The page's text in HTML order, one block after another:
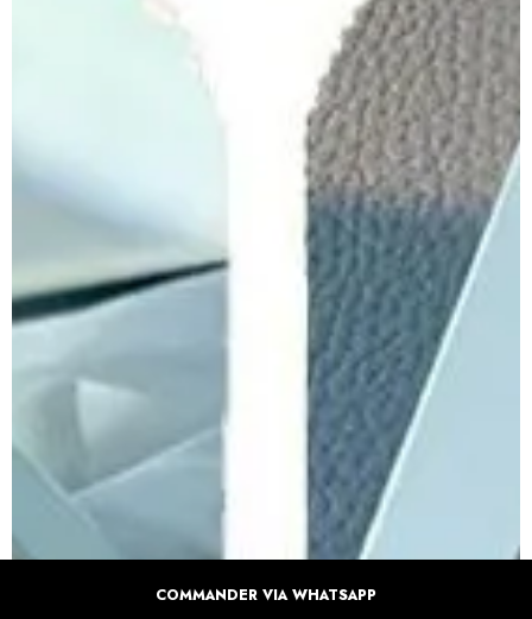
COMMANDER VIA WHATSAPP